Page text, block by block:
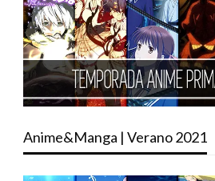
Anime&Manga | Verano 2021